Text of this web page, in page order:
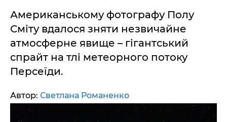
Американському фотографу Полу
Сміту вдалося зняти незвичайне
атмосферне явище – гігантський
спрайт на тлі метеорного потоку
Персеїди.
Автор: Светлана Романенко